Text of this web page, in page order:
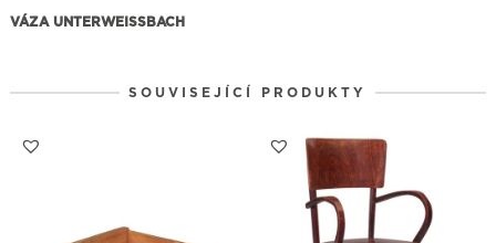
VÁZA UNTERWEISSBACH
SOUVISEJÍCÍ PRODUKTY